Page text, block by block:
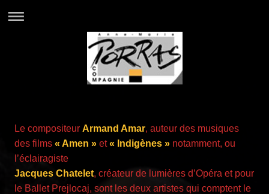
Le compositeur Armand Amar, auteur des musiques
des films « Amen » et« Indigènes » notamment, ou
l’éclairagiste
Jacques Chatelet, créateur de lumières d’Opéra et pour
le Ballet Prejlocaj, sont les deux artistes qui comptent le